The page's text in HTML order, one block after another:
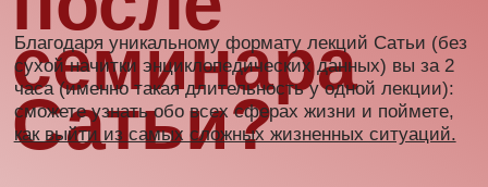
сатья в вашем
городе
сатья в вашем
городе
Купить билет